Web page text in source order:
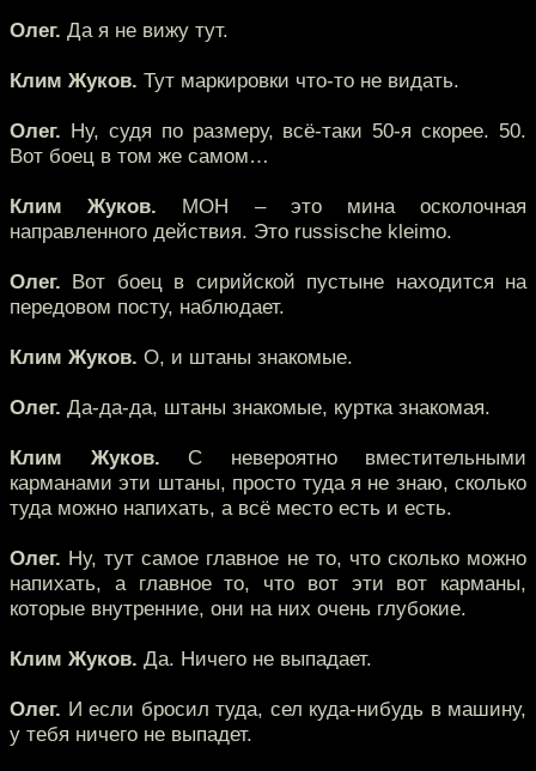
Олег. Да я не вижу тут.
Клим Жуков. Тут маркировки что-то не видать.
Олег. Ну, судя по размеру, всё-таки 50-я скорее. 50.
Вот боец в том же самом…
Клим Жуков. МОН – это мина осколочная
направленного действия. Это russische kleimo.
Олег. Вот боец в сирийской пустыне находится на
передовом посту, наблюдает.
Клим Жуков. О, и штаны знакомые.
Олег. Да-да-да, штаны знакомые, куртка знакомая.
Клим Жуков. С невероятно вместительными
карманами эти штаны, просто туда я не знаю, сколько
туда можно напихать, а всё место есть и есть.
Олег. Ну, тут самое главное не то, что сколько можно
напихать, а главное то, что вот эти вот карманы,
которые внутренние, они на них очень глубокие.
Клим Жуков. Да. Ничего не выпадает.
Олег. И если бросил туда, сел куда-нибудь в машину,
у тебя ничего не выпадет.